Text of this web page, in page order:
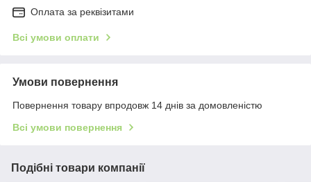
Оплата за реквізитами
Всі умови оплати
Умови повернення
Повернення товару впродовж 14 днів за домовленістю
Всі умови повернення
Подібні товари компанії